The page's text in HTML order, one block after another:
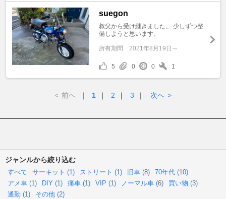
suegon
叔父から受け継きました。 少しずつ整
備しようと思います。
所有期間 2021年8月19日～
5 0 0 1
< 前へ ｜ 1 ｜ 2 ｜ 3 ｜ 次へ >
ジャンルから絞り込む
すべて サーキット (1 ) ストリート (1 ) 旧車 (8) 70年代 (10)
アメ車 (1 ) DIY (1 ) 痛車 (1 ) VIP (1 ) ノーマル車 (6) 買い物 (3)
通勤 (1 ) その他 (2)